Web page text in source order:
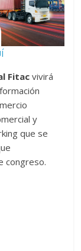
Fitac vivirá
y
que se
congreso.